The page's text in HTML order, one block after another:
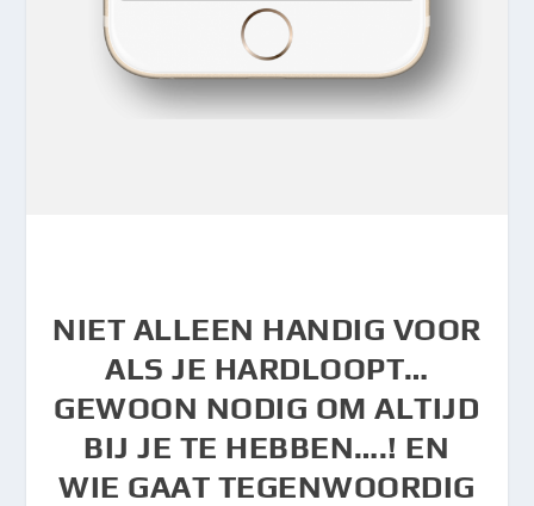
NIET ALLEEN HANDIG VOOR
ALS JE HARDLOOPT…
GEWOON NODIG OM ALTIJD
BIJ JE TE HEBBEN….! EN
WIE GAAT TEGENWOORDIG